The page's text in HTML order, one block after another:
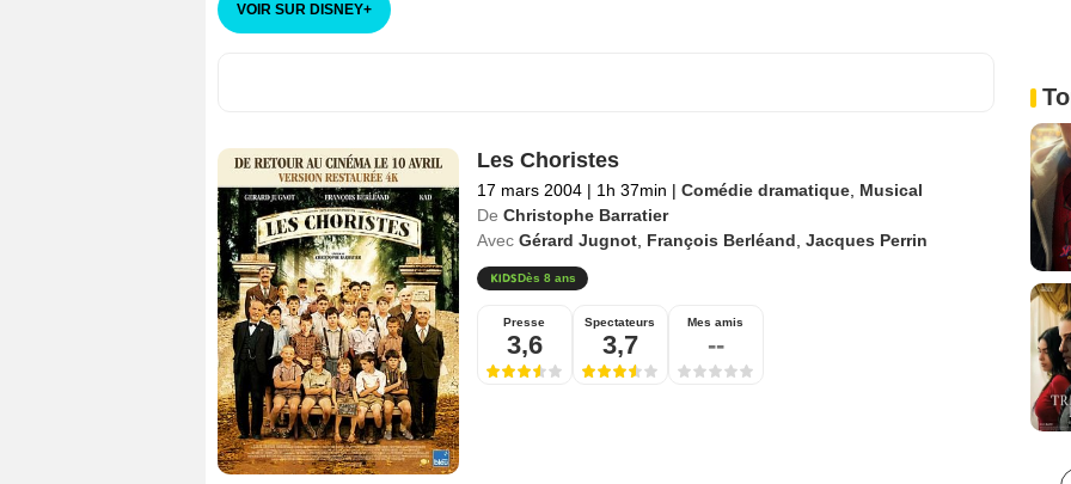
VOIR SUR DISNEY+
Les Choristes
17 mars 2004 | 1h 37min | Comédie dramatique, Musical
De Christophe Barratier
Avec Gérard Jugnot, François Berléand Jacques Perrin
Dès 8 ans
Presse
3,6
Spectateurs
3,7
Mes amis
--